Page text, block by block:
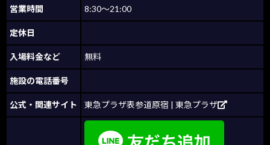
営業時間 8:30～21:00
定休日
入場料金など 無料
施設の電話番号
公式・関連サイト 東急プラザ表参道原宿 | 東急プラザ